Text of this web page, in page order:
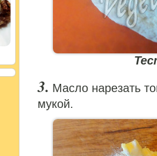
Масло нарезать
мукой.